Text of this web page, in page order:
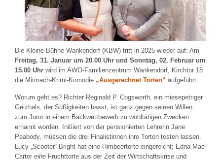
Die Kleine Bühne Wankendorf (KBW) tritt in 2025 wieder auf: Am
Freitag, 31. Januar um 20.00 Uhr und Sonntag, 02. Februar um
15.00 Uhr wird im AWO-Familienzentrum Wankendorf, Kirchtor 18
die Mitmach-Krimi-Komödie „Ausgerechnet Torten“ aufgeführt.
Worum geht es? Richter Reginald P. Cogsworth, ein miesepetriger
Geizhals, der Süßigkeiten hasst, ist ganz gegen seinen Willen
zum Juror in einem Backwettbewerb zu wohltätigen Zwecken
ernannt worden. Initiiert von der pensionierten Lehrerin Jane
Peabody, müssen die drei Finalistinnen ihre Torten testen lassen.
Lucy „Scooter“ Bright hat eine Himbeertorte eingereicht; Edna Mae
Carter eine Fruchttorte aus der Zeit der Wirtschaftskrise und